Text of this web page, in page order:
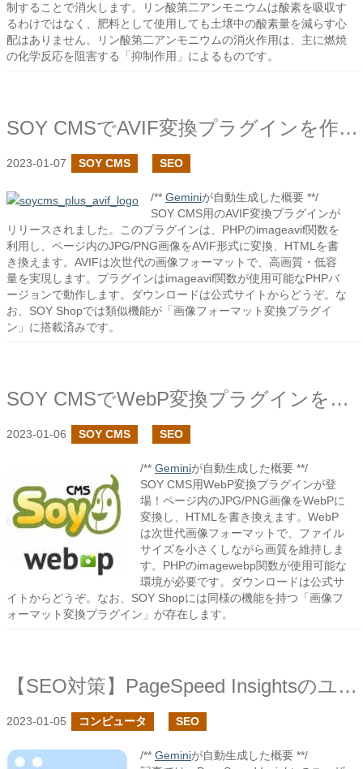
制することで消火します。リン酸第二アンモニウムは酸素を吸収す
るわけではなく、肥料として使用しても土壌中の酸素量を減らす心
配はありません。リン酸第二アンモニウムの消火作用は、主に燃焼
の化学反応を阻害する「抑制作用」によるものです。
SOY CMSでAVIF変換プラグインを作成しました
2023-01-07 SOY CMS SEO
/** Geminiが自動生成した概要 **/
SOY CMS用のAVIF変換プラグインが
リリースされました。このプラグインは、PHPのimageavif関数を
利用し、ページ内のJPG/PNG画像をAVIF形式に変換、HTMLを書
き換えます。AVIFは次世代の画像フォーマットで、高画質・低容
量を実現します。プラグインはimageavif関数が使用可能なPHPバ
ージョンで動作します。ダウンロードは公式サイトからどうぞ。な
お、SOY Shopでは類似機能が「画像フォーマット変換プラグイ
ン」に搭載済みです。
SOY CMSでWebP変換プラグインを作成しました
2023-01-06 SOY CMS SEO
/** Geminiが自動生成した概要 **/
SOY CMS用WebP変換プラグインが登
場！ページ内のJPG/PNG画像をWebPに
変換し、HTMLを書き換えます。WebP
は次世代画像フォーマットで、ファイル
サイズを小さくしながら画質を維持しま
す。PHPのimagewebp関数が使用可能な
環境が必要です。ダウンロードは公式サ
イトからどうぞ。なお、SOY Shopには同様の機能を持つ「画像フ
ォーマット変換プラグイン」が存在します。
【SEO対策】PageSpeed Insightsのユーザー補助のスコア100を目指す
2023-01-05 コンピュータ SEO
/** Geminiが自動生成した概要 **/